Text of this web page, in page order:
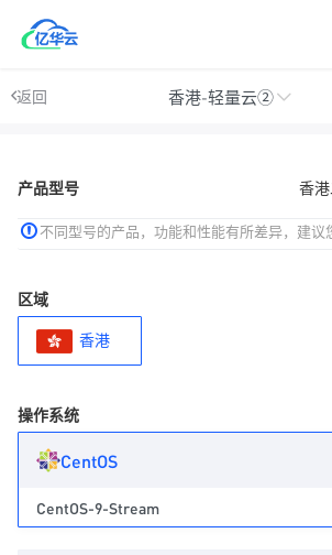
返回 香港-轻量云②
产品型号 香
不同型号的产品，功能和性能有所差异，建议
区域
香港
操作系统
CentOS
CentOS-9-Stream